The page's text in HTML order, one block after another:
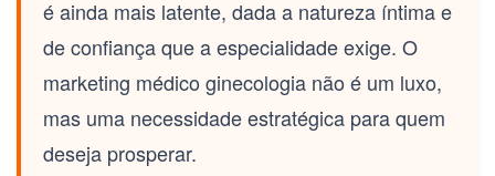
é ainda mais latente, dada a natureza íntima e
de confiança que a especialidade exige. O
marketing médico ginecologia não é um luxo,
mas uma necessidade estratégica para quem
deseja prosperar.